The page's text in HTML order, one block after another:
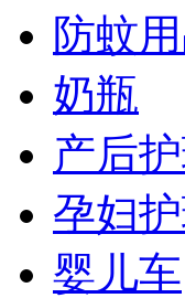
防蚊
奶瓶
产后
孕妇
婴儿车